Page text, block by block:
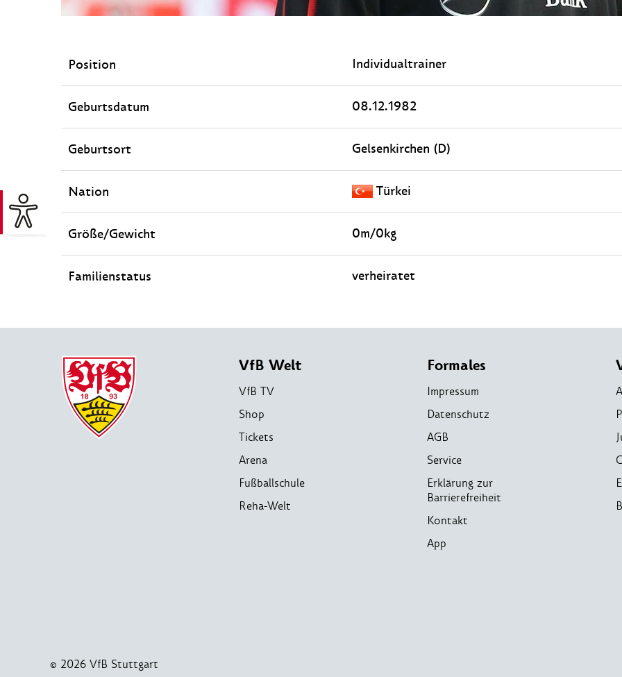
Position Individualtrainer
Geburtsdatum 08.12.1982
Geburtsort Gelsenkirchen (D)
Nation Türkei
Größe/Gewicht 0m/0kg
Familienstatus verheiratet
VfB Welt
VfB TV
Shop
Tickets
Arena
Fußballschule
Reha-Welt
Formales
Impressum
Datenschutz
AGB
Service
Erklärung zur
Barrierefreiheit
Kontakt
App
© 2026 VfB Stuttgart